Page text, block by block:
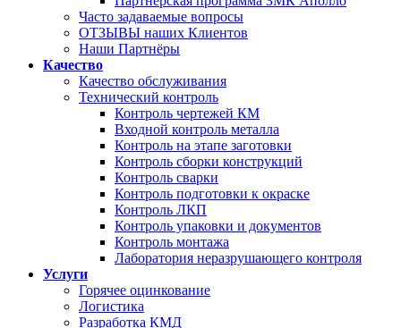
Часто задаваемые вопросы
ОТЗЫВЫ наших Клиентов
Наши Партнёры
Качество
Качество обслуживания
Технический контроль
Контроль чертежей КМ
Входной контроль металла
Контроль на этапе заготовки
Контроль сборки конструкций
Контроль сварки
Контроль подготовки к окраске
Контроль ЛКП
Контроль упаковки и документов
Контроль монтажа
Лаборатория неразрушающего контроля
Услуги
Горячее оцинкование
Логистика
Разработка КМД